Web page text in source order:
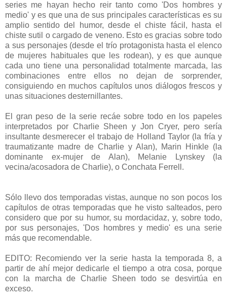
series me hayan hecho reir tanto como 'Dos hombres y
medio' y es que una de sus principales características es su
amplio sentido del humor, desde el chiste fácil, hasta el
chiste sutil o cargado de veneno. Esto es gracias sobre todo
a sus personajes (desde el trío protagonista hasta el elenco
de mujeres habituales que les rodean), y es que aunque
cada uno tiene una personalidad totalmente marcada, las
combinaciones entre ellos no dejan de sorprender,
consiguiendo en muchos capítulos unos diálogos frescos y
unas situaciones desternillantes.
El gran peso de la serie recáe sobre todo en los papeles
interpretados por Charlie Sheen y Jon Cryer, pero sería
insultante desmerecer el trabajo de Holland Taylor (la fría y
traumatizante madre de Charlie y Alan), Marin Hinkle (la
dominante ex-mujer de Alan), Melanie Lynskey (la
vecina/acosadora de Charlie), o Conchata Ferrell.
Sólo llevo dos temporadas vistas, aunque no son pocos los
capítulos de otras temporadas que he visto salteados, pero
considero que por su humor, su mordacidaz, y, sobre todo,
por sus personajes, 'Dos hombres y medio' es una serie
más que recomendable.
EDITO: Recomiendo ver la serie hasta la temporada 8, a
partir de ahí mejor dedicarle el tiempo a otra cosa, porque
con la marcha de Charlie Sheen todo se desvirtúa en
exceso.